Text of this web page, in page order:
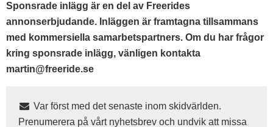
Sponsrade inlägg är en del av Freerides
annonserbjudande. Inläggen är framtagna tillsammans
med kommersiella samarbetspartners. Om du har frågor
kring sponsrade inlägg, vänligen kontakta
martin@freeride.se
Var först med det senaste inom skidvärlden.
Prenumerera på vårt nyhetsbrev och undvik att missa